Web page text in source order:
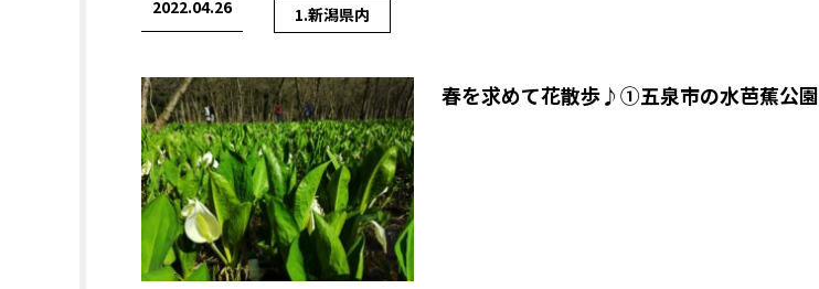
2022.04.26 1.新潟県内
春を求めて花散歩♪①五泉市の水芭蕉公園